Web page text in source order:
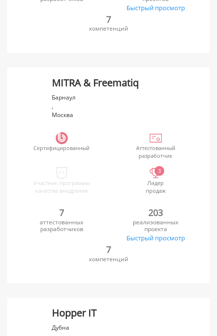
Быстрый просмотр
7
компетенций
MITRA & Freematiq
Барнаул
,
Москва
Сертифицированный
Аттестованный
разработчик
Участник программы
качества внедрения
3
Лидер
продаж
7
аттестованных
разработчиков
203
реализованных
проекта
Быстрый просмотр
7
компетенций
Hopper IT
Дубна